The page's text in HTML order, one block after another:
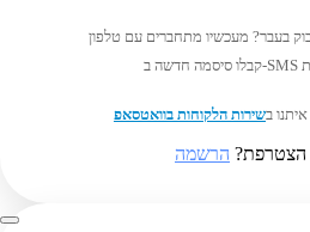
בשירות הלקוחות בוואטסאפ
הצטרפת? הרשמה